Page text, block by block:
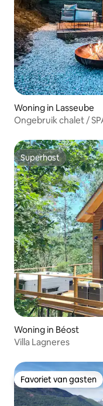
Woning in Lasseube
Ongebruik chalet /
Superhost
Superhost
Woning in Béost
Villa Lagneres
Favoriet van gasten
Favoriet van gasten